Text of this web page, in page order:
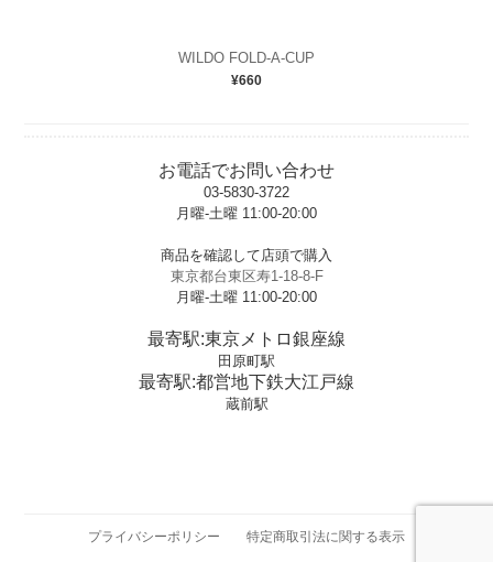
WILDO FOLD-A-CUP
¥660
お電話でお問い合わせ
03-5830-3722
月曜-土曜 11:00-20:00
商品を確認して店頭で購入
東京都台東区寿1-18-8-F
月曜-土曜 11:00-20:00
最寄駅:東京メトロ銀座線
田原町駅
最寄駅:都営地下鉄大江戸線
蔵前駅
プライバシーポリシー 特定商取引法に関する表示